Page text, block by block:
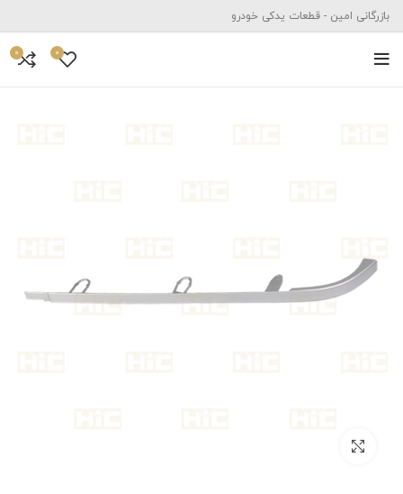
بازرگانی امین - قطعات یدکی خودرو
0
0